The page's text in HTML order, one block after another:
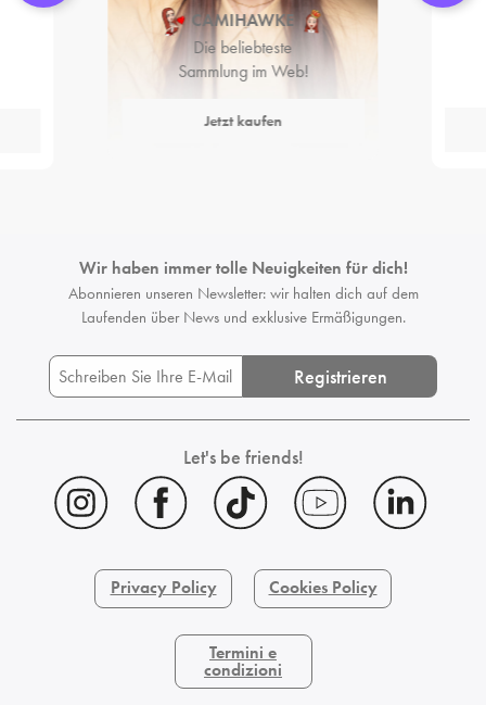
CAMIHAWKE
Die beliebteste
Sammlung im Web!
Jetzt kaufen
Wir haben immer tolle Neuigkeiten für dich!
Abonnieren unseren Newsletter: wir halten dich auf dem
Laufenden über News und exklusive Ermäßigungen.
Registrieren
Let's be friends!
Privacy Policy Cookies Policy
Termini e
condizioni